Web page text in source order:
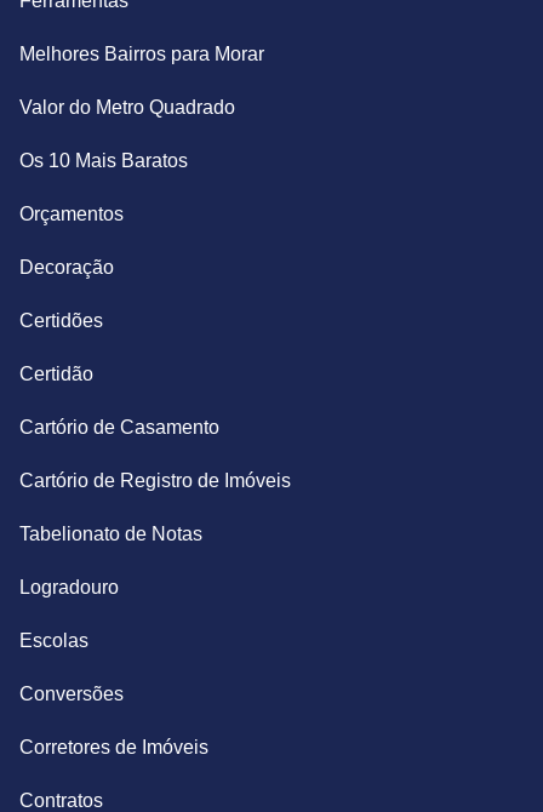
Melhores Bairros para Morar
Valor do Metro Quadrado
Os 10 Mais Baratos
Orçamentos
Decoração
Certidões
Certidão
Cartório de Casamento
Cartório de Registro de Imóveis
Tabelionato de Notas
Logradouro
Escolas
Conversões
Corretores de Imóveis
Contratos